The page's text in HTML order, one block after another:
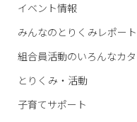
イベント情報
みんなのとりくみレポート
組合員活動のいろんなカ
とりくみ・活動
子育てサポート